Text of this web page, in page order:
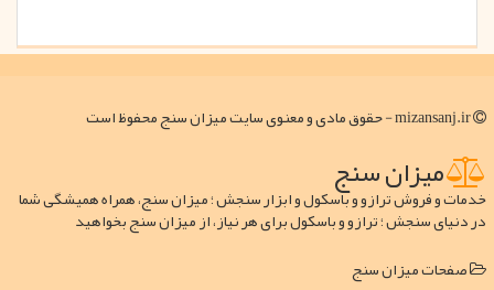
میزان سنج
خدمات و فروش ترازو و باسکول و ابزار سنجش ؛ میزان سنج، همراه همیشگی شما
در دنیای سنجش ؛ ترازو و باسکول برای هر نیاز، از میزان سنج بخواهید
صفحات میزان سنج